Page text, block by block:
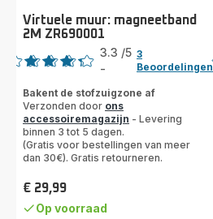
Virtuele muur: magneetband
2M ZR690001
Beoordeling
3.3 /5
-
3
Beoordelingen
Bakent de stofzuigzone af
Verzonden door ons
accessoiremagazijn - Levering
binnen 3 tot 5 dagen.
(Gratis voor bestellingen van meer
dan 30€). Gratis retourneren.
Prijs
€ 29,99
Op voorraad